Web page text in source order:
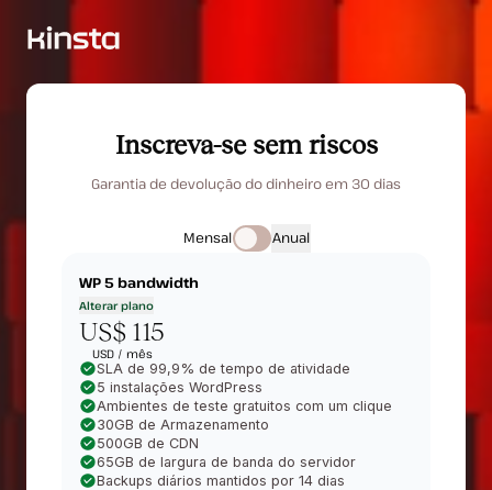
Inscreva-se sem riscos
Garantia de devolução do dinheiro em 30 dias
Mensal Anual
WP 5bandwidth
Alterar plano
US$ 115
USD / mês
SLA de 99,9% de tempo de atividade
5 instalações WordPress
Ambientes de teste gratuitos com um clique
30GB de Armazenamento
500GB de CDN
65GB de largura de banda do servidor
Backups diários mantidos por 14 dias